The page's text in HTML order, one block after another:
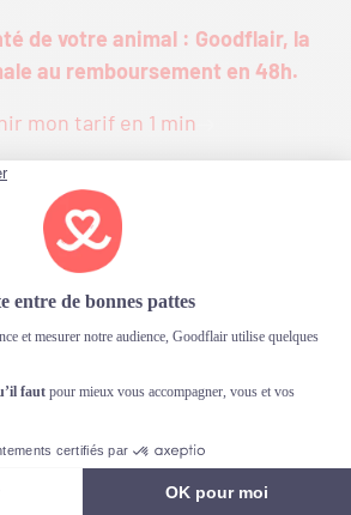
de votre animal : Goodflair, la
au remboursement en 48h.
mon tarif en 1 min
à l’ail chez le
en charge par
grâce à la
Goodflair prend en charge les
grâce à sa garantie Accident